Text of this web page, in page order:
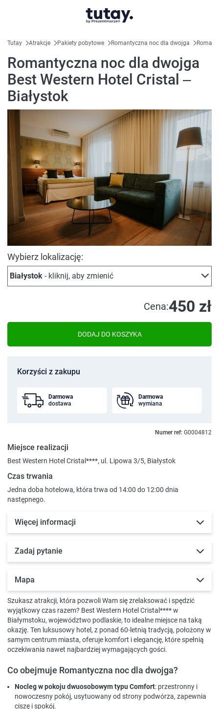
Tutay Atrakcje Pakiety pobytowe Romantyczna noc dla dwojga
Romantyczna noc dla dwojga
Best Western Hotel Cristal –
Białystok
Wybierz lokalizację:
Białystok - kliknij, aby zmienić
Cena:450 zł
DODAJ DO KOSZYKA
Korzyści z zakupu
Darmowa
dostawa
Darmowa
wymiana
Numer ref: G0004812
Miejsce realizacji
Best Western Hotel Cristal****, ul. Lipowa 3/5, Białystok
Czas trwania
Jedna doba hotelowa, która trwa od 14:00 do 12:00 dnia
następnego.
Więcej informacji
Zadaj pytanie
Mapa
Szukasz atrakcji, która pozwoli Wam się zrelaksować i spędzić
wyjątkowy czas razem? Best Western Hotel Cristal**** w
Białymstoku, województwo podlaskie, to idealne miejsce na taką
okazję. Ten luksusowy hotel, z ponad 60-letnią tradycją, położony w
samym centrum miasta, oferuje komfort i elegancję, które spełnią
oczekiwania nawet najbardziej wymagających gości.
Co obejmuje Romantyczna noc dla dwojga?
Nocleg w pokoju dwuosobowym typu Comfort: przestronny i
nowoczesny pokój, usytuowany od strony podwórza, zapewnia
ciszę i spokój.